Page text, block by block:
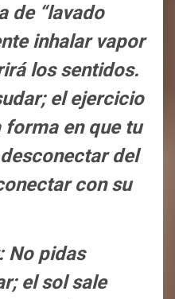
de “lavado
inhalar vapor
los sentidos.
el ejercicio
forma en que tu
del
con su
No pidas
el sol sale